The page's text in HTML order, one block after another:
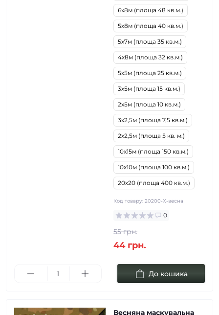
6х8м (площа 48 кв.м.)
5х8м (площа 40 кв.м.)
5х7м (площа 35 кв.м.)
4х8м (площа 32 кв.м.)
5х5м (площа 25 кв.м.)
3х5м (площа 15 кв.м.)
2х5м (площа 10 кв.м.)
3х2,5м (площа 7,5 кв.м.)
2х2,5м (площа 5 кв. м.)
10х15м (площа 150 кв.м.)
10х10м (площа 100 кв.м.)
20х20 (площа 400 кв.м.)
Код товару: 20200-Х-весна
0
55 грн.
44 грн.
До кошика
Весняна маскувальна